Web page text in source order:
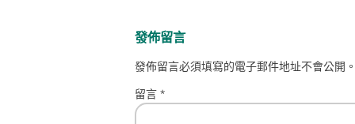
發佈留言
發佈留言必須填寫的電子郵件地址不會公開。
留言 *